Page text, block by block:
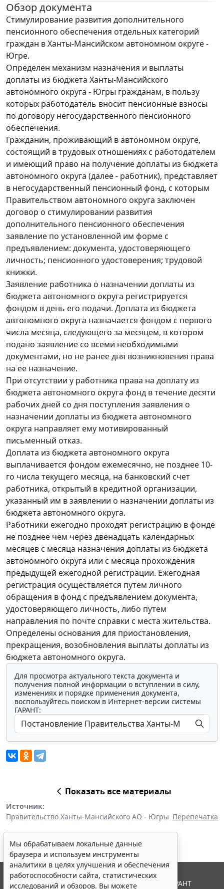
Обзор документа
Стимулирование развития дополнительного
пенсионного обеспечения отдельных категорий
граждан в Ханты-Мансийском автономном округе -
Югре.
Определен механизм назначения и выплаты
доплаты из бюджета Ханты-Мансийского
автономного округа - Югры гражданам, в пользу
которых работодатель вносит пенсионные взносы
по договору негосударственного пенсионного
обеспечения.
Гражданин, проживающий в автономном округе,
состоящий в трудовых отношениях с работодателем
и имеющий право на получение доплаты из бюджета
автономного округа (далее - работник), представляет
в негосударственный пенсионный фонд, с которым
Правительством автономного округа заключен
договор о стимулировании развития
дополнительного пенсионного обеспечения
заявление по установленной им форме с
предъявлением: документа, удостоверяющего
личность; пенсионного удостоверения; трудовой
книжки.
Заявление работника о назначении доплаты из
бюджета автономного округа регистрируется
фондом в день его подачи. Доплата из бюджета
автономного округа назначается фондом с первого
числа месяца, следующего за месяцем, в котором
подано заявление со всеми необходимыми
документами, но не ранее дня возникновения права
на ее назначение.
При отсутствии у работника права на доплату из
бюджета автономного округа фонд в течение десяти
рабочих дней со дня поступления заявления о
назначении доплаты из бюджета автономного
округа направляет ему мотивированный
письменный отказ.
Доплата из бюджета автономного округа
выплачивается фондом ежемесячно, не позднее 10-
го числа текущего месяца, на банковский счет
работника, открытый в кредитной организации,
указанный им в заявлении о назначении доплаты из
бюджета автономного округа.
Работники ежегодно проходят регистрацию в фонде
не позднее чем через двенадцать календарных
месяцев с месяца назначения доплаты из бюджета
автономного округа или с месяца прохождения
предыдущей ежегодной регистрации. Ежегодная
регистрация осуществляется путем личного
обращения в фонд с предъявлением документа,
удостоверяющего личность, либо путем
направления по почте справки с места жительства.
Определены основания для приостановления,
прекращения, возобновления выплаты доплаты из
бюджета автономного округа.
Для просмотра актуального текста документа и
получения полной информации о вступлении в силу,
изменениях и порядке применения документа,
воспользуйтесь поиском в Интернет-версии системы
ГАРАНТ:
Показать все материалы
Источник:
Правительство Ханты-Мансийского АО - Югры Перепечатка
Мы обрабатываем локальные данные
браузера и используем инструменты
аналитики в целях улучшения и обеспечения
работоспособности сайта, статистических
исследований и обзоров. Вы можете
© ООО "НПП "ГАРАНТ-СЕРВИС", 2026. Система ГАРАНТ